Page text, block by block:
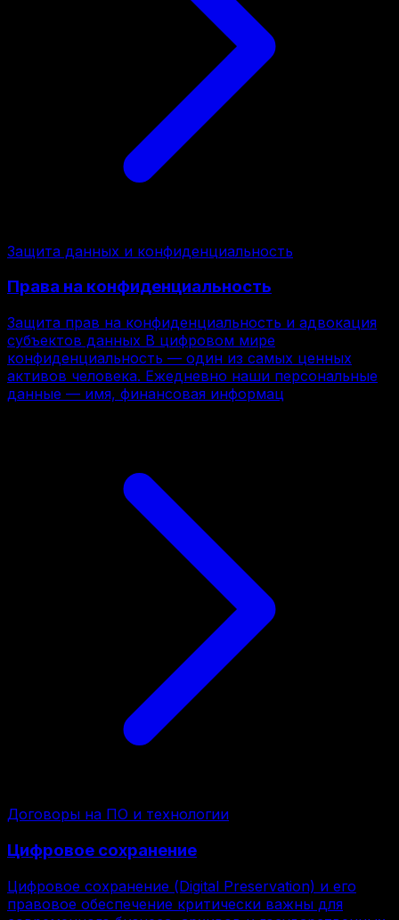
Защита данных и конфиденциальность
Права на конфиденциальность
Защита прав на конфиденциальность и адвокация
субъектов данных В цифровом мире
конфиденциальность — один из самых ценных
активов человека. Ежедневно наши персональные
данные — имя, финансовая информац
Договоры на ПО и технологии
Цифровое сохранение
Цифровое сохранение (Digital Preservation) и его
правовое обеспечение критически важны для